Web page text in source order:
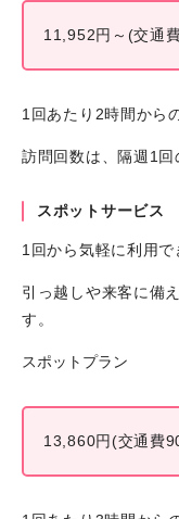
11,952円～(交通
1回あたり2時間から
訪問回数は、隔週1回
スポットサービス
1回から気軽に利用で
引っ越しや来客に備
す。
スポットプラン
13,860円(交通費